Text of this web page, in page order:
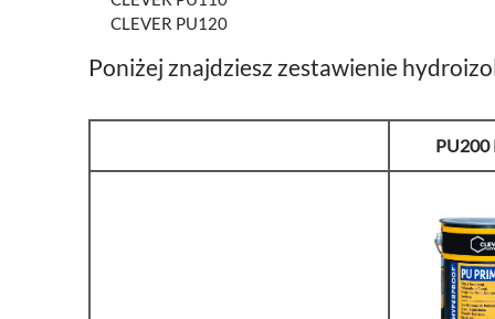
CLEVER PU120
Poniżej znajdziesz zestawienie
PU200